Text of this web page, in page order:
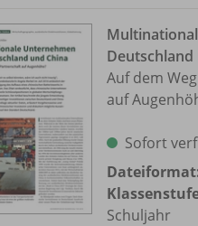
Deutschland
Auf dem
auf
Sofort
Schuljahr